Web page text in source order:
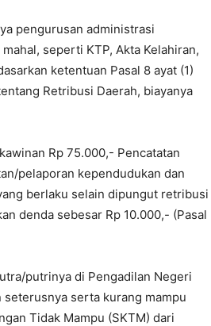
pengurusan administrasi
seperti KTP, Akta Kelahiran,
ketentuan Pasal 8 ayat (1)
Retribusi Daerah, biayanya
Rp 75.000,- Pencatatan
pelaporan kependudukan dan
berlaku selain dipungut retribusi
denda sebesar Rp 10.000,- (Pasal
putrinya di Pengadilan Negeri
serta kurang mampu
Tidak Mampu (SKTM) dari